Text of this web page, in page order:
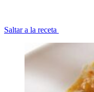
Saltar a la receta